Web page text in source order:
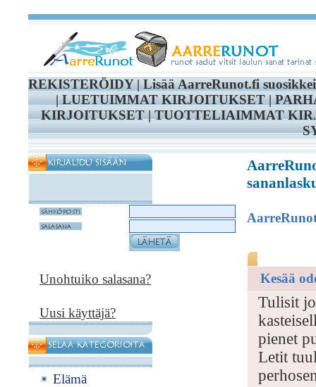
REKISTERÖIDY|Lisää AarreRunot.fi
|LUETUIMMAT KIRJOITUKSET|
KIRJOITUKSET|TUOTTELIAIMMAT
Unohtuiko salasana?
Uusi käyttäjä?
Elämä
Kesää
Tulisit
pienet
Letit